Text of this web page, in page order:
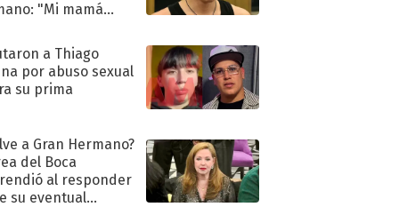
"Mi mamá
a Thiago
por abuso sexual
su prima
a Gran Hermano?
del Boca
al responder
su eventual